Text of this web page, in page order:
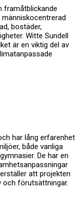
framåtblickande
bostäder,
Witte Sundell
är en viktig del av
har lång erfarenhet
både vanliga
De har en
att projekten
och förutsättningar.